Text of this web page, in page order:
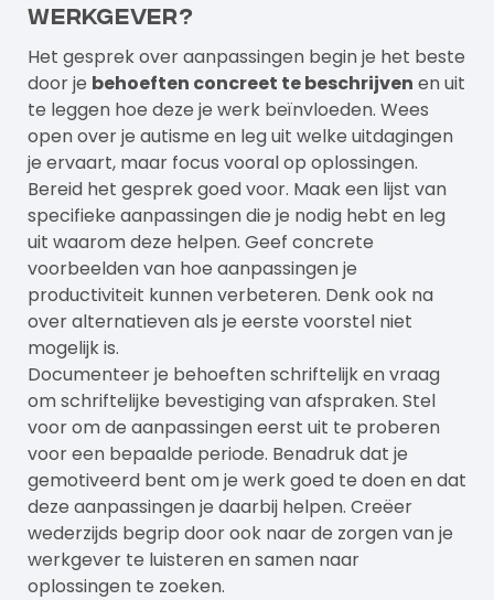
werkgever?
Het gesprek over aanpassingen begin je het beste
door je behoeften concreet te beschrijven en uit
te leggen hoe deze je werk beïnvloeden. Wees
open over je autisme en leg uit welke uitdagingen
je ervaart, maar focus vooral op oplossingen.
Bereid het gesprek goed voor. Maak een lijst van
specifieke aanpassingen die je nodig hebt en leg
uit waarom deze helpen. Geef concrete
voorbeelden van hoe aanpassingen je
productiviteit kunnen verbeteren. Denk ook na
over alternatieven als je eerste voorstel niet
mogelijk is.
Documenteer je behoeften schriftelijk en vraag
om schriftelijke bevestiging van afspraken. Stel
voor om de aanpassingen eerst uit te proberen
voor een bepaalde periode. Benadruk dat je
gemotiveerd bent om je werk goed te doen en dat
deze aanpassingen je daarbij helpen. Creëer
wederzijds begrip door ook naar de zorgen van je
werkgever te luisteren en samen naar
oplossingen te zoeken.